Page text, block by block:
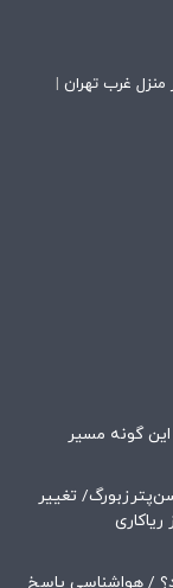
منزل غرب تهران |
این گونه مسیر
تغییر
/ هواشناسی پاسخ